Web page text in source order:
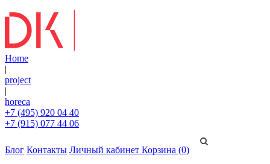
Home
|
project
|
horeca
+7 (495) 920 04 40
+7 (915) 077 44 06
Блог Контакты Личный кабинет Корзина (0)